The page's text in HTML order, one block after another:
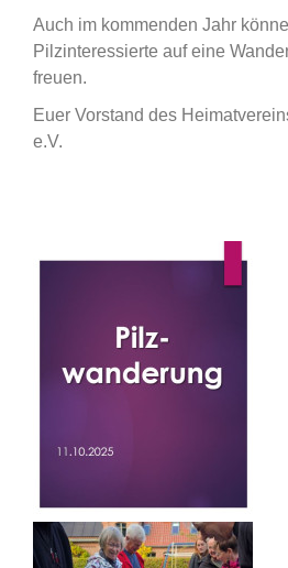
Auch im kommenden Jahr
Pilzinteressierte auf eine
freuen.
Euer Vorstand des
e.V.